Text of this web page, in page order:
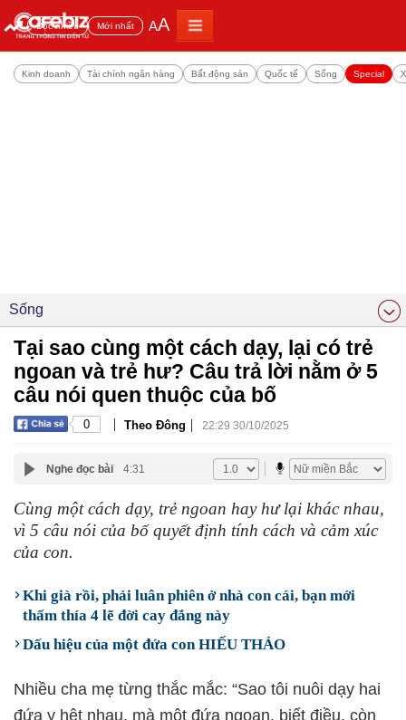
Đọc nhiều Mới nhất AA
Kinh doanh Tài chính ngân hàng Bất động sản Quốc tế Sống Special
Sống
Tại sao cùng một cách dạy, lại có trẻ
ngoan và trẻ hư? Câu trả lời nằm ở 5
câu nói quen thuộc của bố
0 | Theo Đông | 22:29 30/10/2025
Nghe đọc bài 4:31
Cùng một cách dạy, trẻ ngoan hay hư lại khác nhau,
vì 5 câu nói của bố quyết định tính cách và cảm xúc
của con.
Khi già rồi, phải luân phiên ở nhà con cái, bạn mới
thấm thía 4 lẽ đời cay đắng này
Dấu hiệu của một đứa con HIẾU THẢO
Nhiều cha mẹ từng thắc mắc: “Sao tôi nuôi dạy hai
đứa y hệt nhau, mà một đứa ngoan, biết điều, còn